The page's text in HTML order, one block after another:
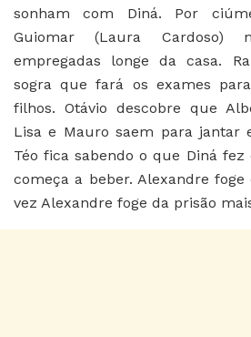
sonham com Diná. Por
Guiomar (Laura Cardoso)
empregadas longe da casa.
sogra que fará os exames
filhos. Otávio descobre que
Lisa e Mauro saem para jantar
Téo fica sabendo o que Diná
começa a beber. Alexandre
vez Alexandre foge da prisão